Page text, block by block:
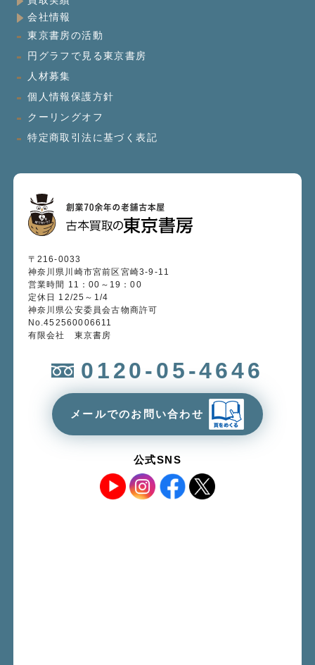
会社情報
東京書房の活動
円グラフで見る東京書房
人材募集
個人情報保護方針
クーリングオフ
特定商取引法に基づく表記
〒216-0033
神奈川県川崎市宮前区宮崎3-9-11
営業時間 11：00～19：00
定休日 12/25～1/4
神奈川県公安委員会古物商許可
No.452560006611
有限会社 東京書房
0120-05-4646
メールでのお問い合わせ
公式SNS